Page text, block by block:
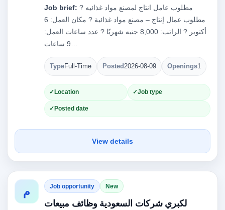
Job brief:
مطلوب عمال إنتاج – مصنع مواد غذائية ? مكان العمل: 6
أكتوبر ? الراتب: 8,000 جنيه شهريًا ? عدد ساعات العمل:
TypeFull-Time Posted2026-08-09 Openings1
Location Job type
Posted date
View details
م Job opportunity New
لكبري شركات السعودية وظائف مبيعات